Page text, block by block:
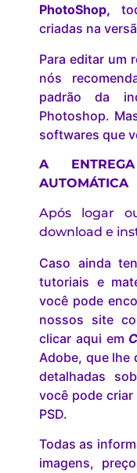
PhotoShop,
criadas na
Para editar um
nós
padrão da
Photoshop.
softwares que
A
AUTOMÁTICA
Após logar
download e
Caso ainda
tutoriais e
você pode
nossos site
clicar aqui em
Adobe, que lhe
detalhadas
você pode
PSD.
Todas as
imagens,